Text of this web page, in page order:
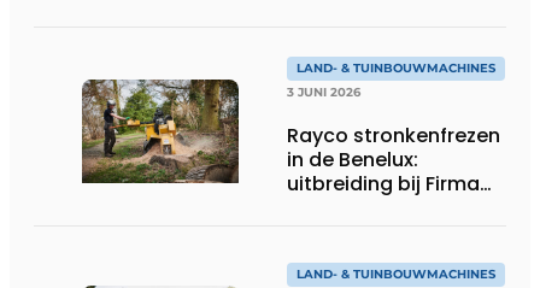
LAND- & TUINBOUWMACHINES
3 JUNI 2026
Rayco stronkenfrezen
in de Benelux:
uitbreiding bij Firma
LAND- & TUINBOUWMACHINES